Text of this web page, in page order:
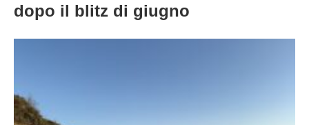
dopo il blitz di giugno